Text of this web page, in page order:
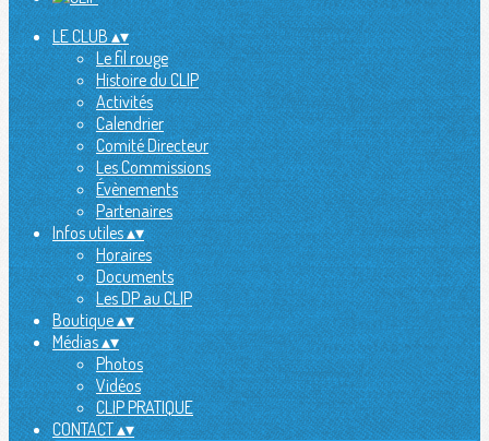
LE CLUB▴▾
Le fil rouge
Histoire du CLIP
Activités
Calendrier
Comité Directeur
Les Commissions
Évènements
Partenaires
Infos utiles▴▾
Horaires
Documents
Les DP au CLIP
Boutique▴▾
Médias▴▾
Photos
Vidéos
CLIP PRATIQUE
CONTACT▴▾